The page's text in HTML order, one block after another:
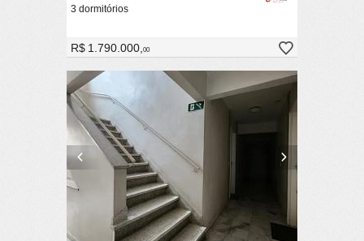
3 dormitórios
R$ 1.790.000,00